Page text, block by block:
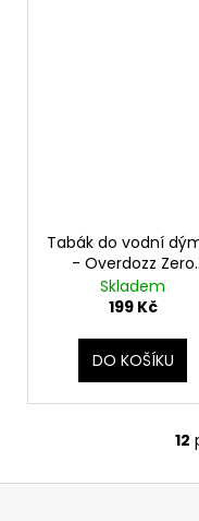
Tabák do vodní
- Overdozz Zero
Gravity 50g
Skladem
199 Kč
DO KOŠÍKU
12
Z